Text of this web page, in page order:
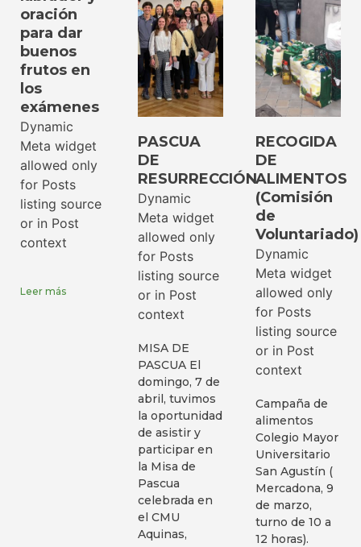
oración
para dar
buenos
frutos en
los
exámenes
Dynamic
Meta widget
allowed only
for Posts
listing source
or in Post
context
Leer más
PASCUA
DE
RESURRECCIÓN
Dynamic
Meta widget
allowed only
for Posts
listing source
or in Post
context
MISA DE
PASCUA El
domingo, 7 de
abril, tuvimos
la oportunidad
de asistir y
participar en
la Misa de
Pascua
celebrada en
el CMU
Aquinas,
RECOGIDA
DE
ALIMENTOS
(Comisión
de
Voluntariado)
Dynamic
Meta widget
allowed only
for Posts
listing source
or in Post
context
Campaña de
alimentos
Colegio Mayor
Universitario
San Agustín (
Mercadona, 9
de marzo,
turno de 10 a
12 horas).